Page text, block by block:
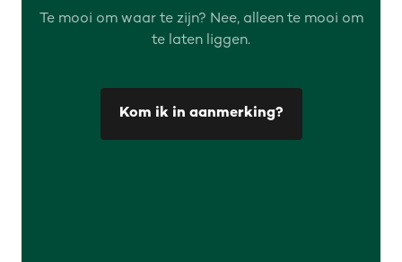
Te mooi om waar te zijn? Nee, alleen te mooi om
te laten liggen.
Kom ik in aanmerking?